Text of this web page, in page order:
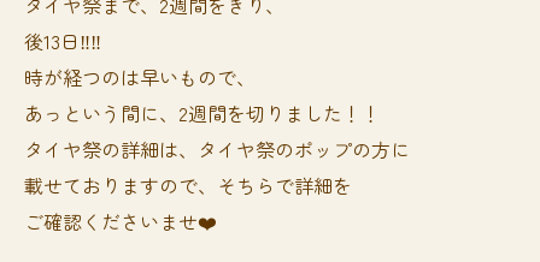
後13日‼️‼️
時が経つのは早いもので、
あっという間に、2週間を切りました！！
タイヤ祭の詳細は、タイヤ祭のポップの方に
載せておりますので、そちらで詳細を
ご確認くださいませ❤️